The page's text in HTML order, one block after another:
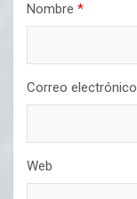
Nombre *
Correo electrónico
Web